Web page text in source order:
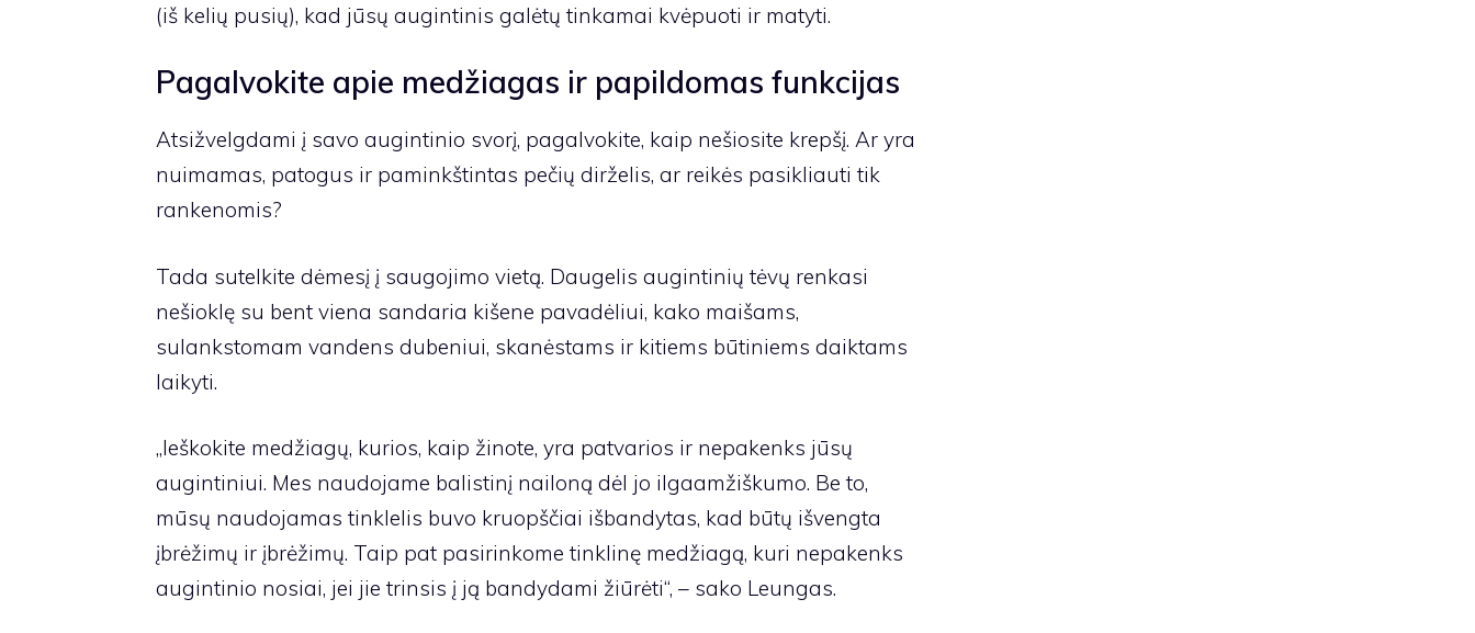
(iš kelių pusių), kad jūsų augintinis galėtų tinkamai kvėpuoti ir matyti.
Pagalvokite apie medžiagas ir papildomas funkcijas
Atsižvelgdami į savo augintinio svorį, pagalvokite, kaip nešiosite krepšį. Ar yra
nuimamas, patogus ir paminkštintas pečių dirželis, ar reikės pasikliauti tik
rankenomis?
Tada sutelkite dėmesį į saugojimo vietą. Daugelis augintinių tėvų renkasi
nešioklę su bent viena sandaria kišene pavadėliui, kako maišams,
sulankstomam vandens dubeniui, skanėstams ir kitiems būtiniems daiktams
laikyti.
„Ieškokite medžiagų, kurios, kaip žinote, yra patvarios ir nepakenks jūsų
augintiniui. Mes naudojame balistinį nailoną dėl jo ilgaamžiškumo. Be to,
mūsų naudojamas tinklelis buvo kruopščiai išbandytas, kad būtų išvengta
įbrėžimų ir įbrėžimų. Taip pat pasirinkome tinklinę medžiagą, kuri nepakenks
augintinio nosiai, jei jie trinsis į ją bandydami žiūrėti“, – sako Leungas.